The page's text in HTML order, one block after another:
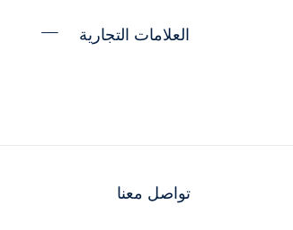
العلامات التجارية
تواصل معنا